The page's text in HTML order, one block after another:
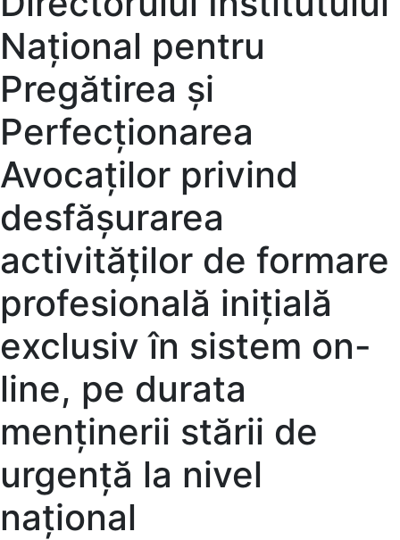
Naţional pentru
Pregătirea şi
Perfecţionarea
Avocaţilor privind
desfășurarea
activităților de formare
profesională inițială
exclusiv în sistem on-
line, pe durata
menținerii stării de
urgență la nivel
național